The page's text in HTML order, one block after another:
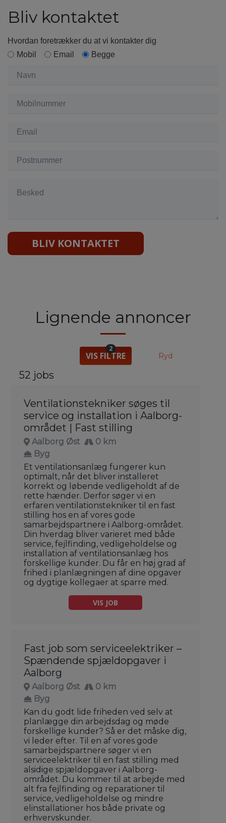
Bliv kontaktet
Hvordan foretrækker du at vi kontakter dig
Mobil
Email Begge
BLIV KONTAKTET
Lignende annoncer
VIS FILTRE
2
Ryd
52 jobs
Ventilationstekniker søges til
service og installation i Aalborg-
området | Fast stilling
Aalborg Øst
0 km
Byg
Et ventilationsanlæg fungerer kun
optimalt, når det bliver installeret
korrekt og løbende vedligeholdt af de
rette hænder. Derfor søger vi en
erfaren ventilationstekniker til en fast
stilling hos en af vores gode
samarbejdspartnere i Aalborg-området.
Din hverdag bliver varieret med både
service, fejlfinding, vedligeholdelse og
installation af ventilationsanlæg hos
forskellige kunder. Du får en høj grad af
frihed i planlægningen af dine opgaver
og dygtige kollegaer at sparre med.
VIS JOB
Fast job som serviceelektriker –
Spændende spjældopgaver i
Aalborg
Aalborg Øst
0 km
Byg
Kan du godt lide friheden ved selv at
planlægge din arbejdsdag og møde
forskellige kunder? Så er det måske dig,
vi leder efter. Til en af vores gode
samarbejdspartnere søger vi en
serviceelektriker til en fast stilling med
alsidige spjældopgaver i Aalborg-
området. Du kommer til at arbejde med
alt fra fejlfinding og reparationer til
service, vedligeholdelse og mindre
elinstallationer hos både private og
erhvervskunder.